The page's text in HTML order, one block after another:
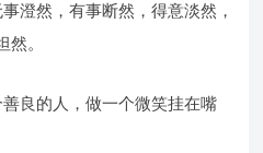
澄然，有事断然，得意淡然，
然。
良的人，做一个微笑挂在嘴